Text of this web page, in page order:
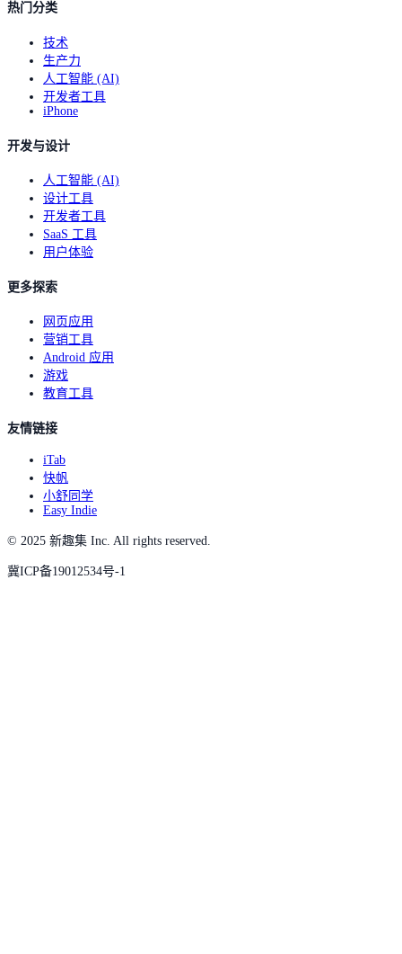
热门分类
技术
生产力
人工智能 (AI)
开发者工具
iPhone
开发与设计
人工智能 (AI)
设计工具
开发者工具
SaaS 工具
用户体验
更多探索
网页应用
营销工具
Android 应用
游戏
教育工具
友情链接
iTab
快帆
小舒同学
Easy Indie
© 2025 新趣集 Inc. All rights reserved.
冀ICP备19012534号-1